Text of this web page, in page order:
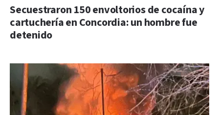
Secuestraron 150 envoltorios de cocaína y
cartuchería en Concordia: un hombre fue
detenido